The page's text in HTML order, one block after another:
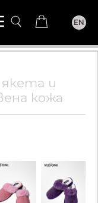
EN
и
кожа